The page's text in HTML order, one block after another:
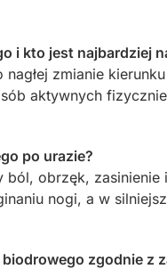
i kto jest najbardziej
zmianie
aktywnych
po urazie?
obrzęk, zasinienie
nogi, a w
zgodnie z